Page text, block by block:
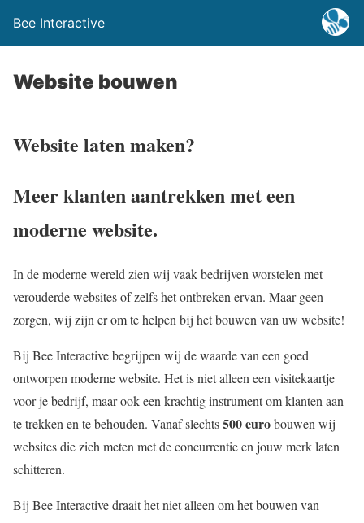
Bee Interactive
Website bouwen
Website laten maken?
Meer klanten aantrekken met een
moderne website.
In de moderne wereld zien wij vaak bedrijven worstelen met
verouderde websites of zelfs het ontbreken ervan. Maar geen
zorgen, wij zijn er om te helpen bij het bouwen van uw website!
Bij Bee Interactive begrijpen wij de waarde van een goed
ontworpen moderne website. Het is niet alleen een visitekaartje
voor je bedrijf, maar ook een krachtig instrument om klanten aan
te trekken en te behouden. Vanaf slechts500 eurobouwen wij
websites die zich meten met de concurrentie en jouw merk laten
schitteren.
Bij Bee Interactive draait het niet alleen om het bouwen van